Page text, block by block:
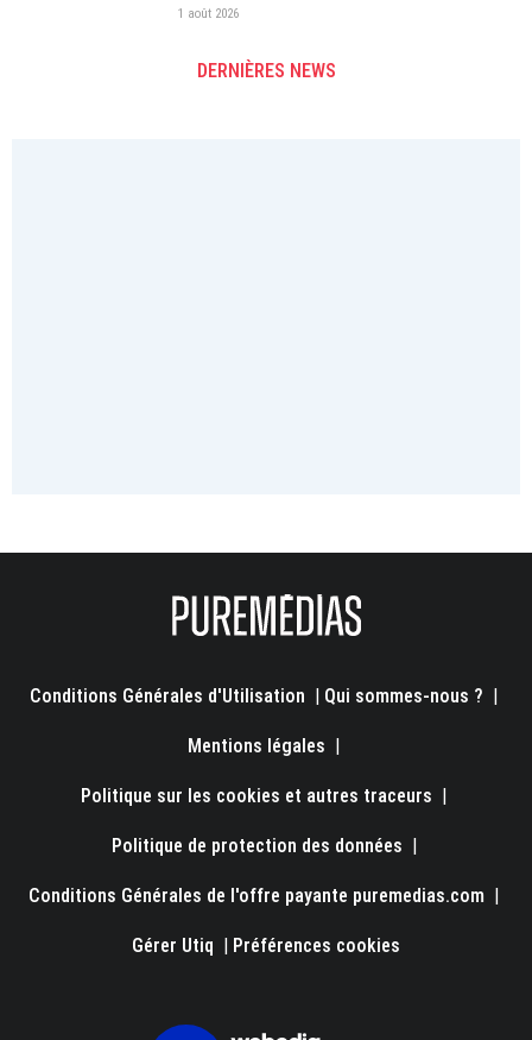
1 août 2026
DERNIÈRES NEWS
Conditions Générales d'Utilisation Qui sommes-nous ?
Mentions légales
Politique sur les cookies et autres traceurs
Politique de protection des données
Conditions Générales de l'offre payante puremedias.com
Gérer Utiq Préférences cookies